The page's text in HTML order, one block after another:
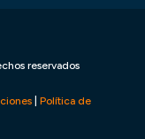
reservados
| Política de